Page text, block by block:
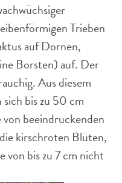
Trieben
auf Dornen,
Borsten) auf. Der
Aus diesem
bis zu 50 cm
beeindruckenden
kirschroten Blüten,
bis zu 7 cm nicht